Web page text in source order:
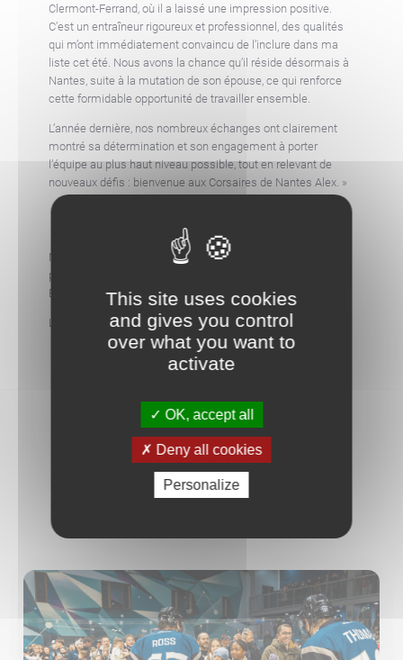
Clermont-Ferrand, où il a laissé une impression positive.
C’est un entraîneur rigoureux et professionnel, des qualités
qui m’ont immédiatement convaincu de l’inclure dans ma
liste cet été. Nous avons la chance qu’il réside désormais à
Nantes, suite à la mutation de son épouse, ce qui renforce
cette formidable opportunité de travailler ensemble.
L’année dernière, nos nombreux échanges ont clairement
montré sa détermination et son engagement à porter
l’équipe au plus haut niveau possible, tout en relevant de
nouveaux défis : bienvenue aux Corsaires de Nantes Alex. »
Nous avons hâte de vous retrouver au Petit Port le 9 octobre
prochain, mais place dès ce samedi au déplacement à
Epinal.
Le Comité Directeur du NAHG
AUTRES ACTUALITÉS
This site uses cookies
and gives you control
over what you want to
activate
OK, accept all
Deny all cookies
Personalize